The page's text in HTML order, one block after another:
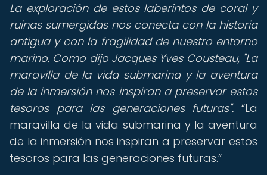
La exploración de estos laberintos de coral y
ruinas sumergidas nos conecta con la historia
antigua y con la fragilidad de nuestro entorno
marino. Como dijo Jacques Yves Cousteau, "La
maravilla de la vida submarina y la aventura
de la inmersión nos inspiran a preservar estos
tesoros para las generaciones futuras".
La
maravilla de la vida submarina y la aventura
de la inmersión nos inspiran a preservar estos
tesoros para las generaciones futuras.